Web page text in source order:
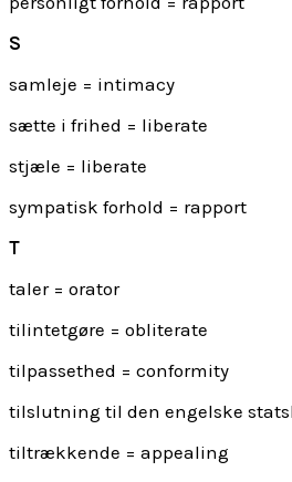
S
samleje = intimacy
sætte i frihed = liberate
stjæle = liberate
sympatisk forhold = rapport
T
taler = orator
tilintetgøre = obliterate
tilpassethed = conformity
tilslutning til den engelske
tiltrækkende = appealing